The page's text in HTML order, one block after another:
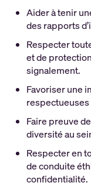
Aider à tenir
des rapports
Respecter
et de
signalement.
Favoriser une
respectueuses
Faire preuve
diversité au
Respecter en
de conduite
confidentialité.